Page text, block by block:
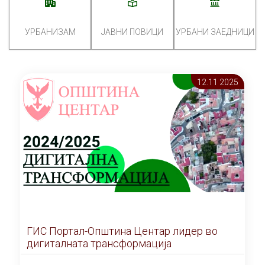
УРБАНИЗАМ ЈАВНИ ПОВИЦИ УРБАНИ ЗАЕДНИЦИ
12.11 2025
ГИС Портал-Општина Центар лидер во
дигиталната трансформација